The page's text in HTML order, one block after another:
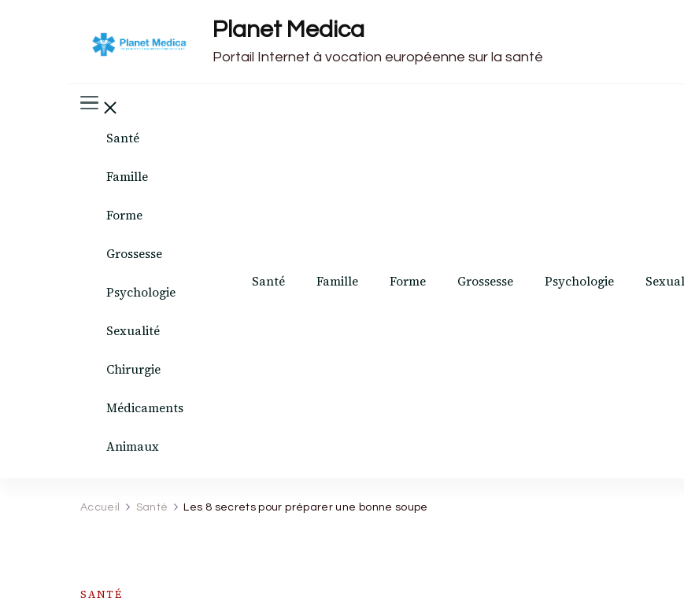
Planet Medica
Portail Internet à vocation européenne sur la santé
Santé
Famille
Forme
Grossesse
Psychologie
Sexualité
Chirurgie
Médicaments
Animaux
Santé Famille Forme Grossesse Psychologie
Accueil Santé Les 8 secrets pour préparer une bonne soupe
SANTÉ